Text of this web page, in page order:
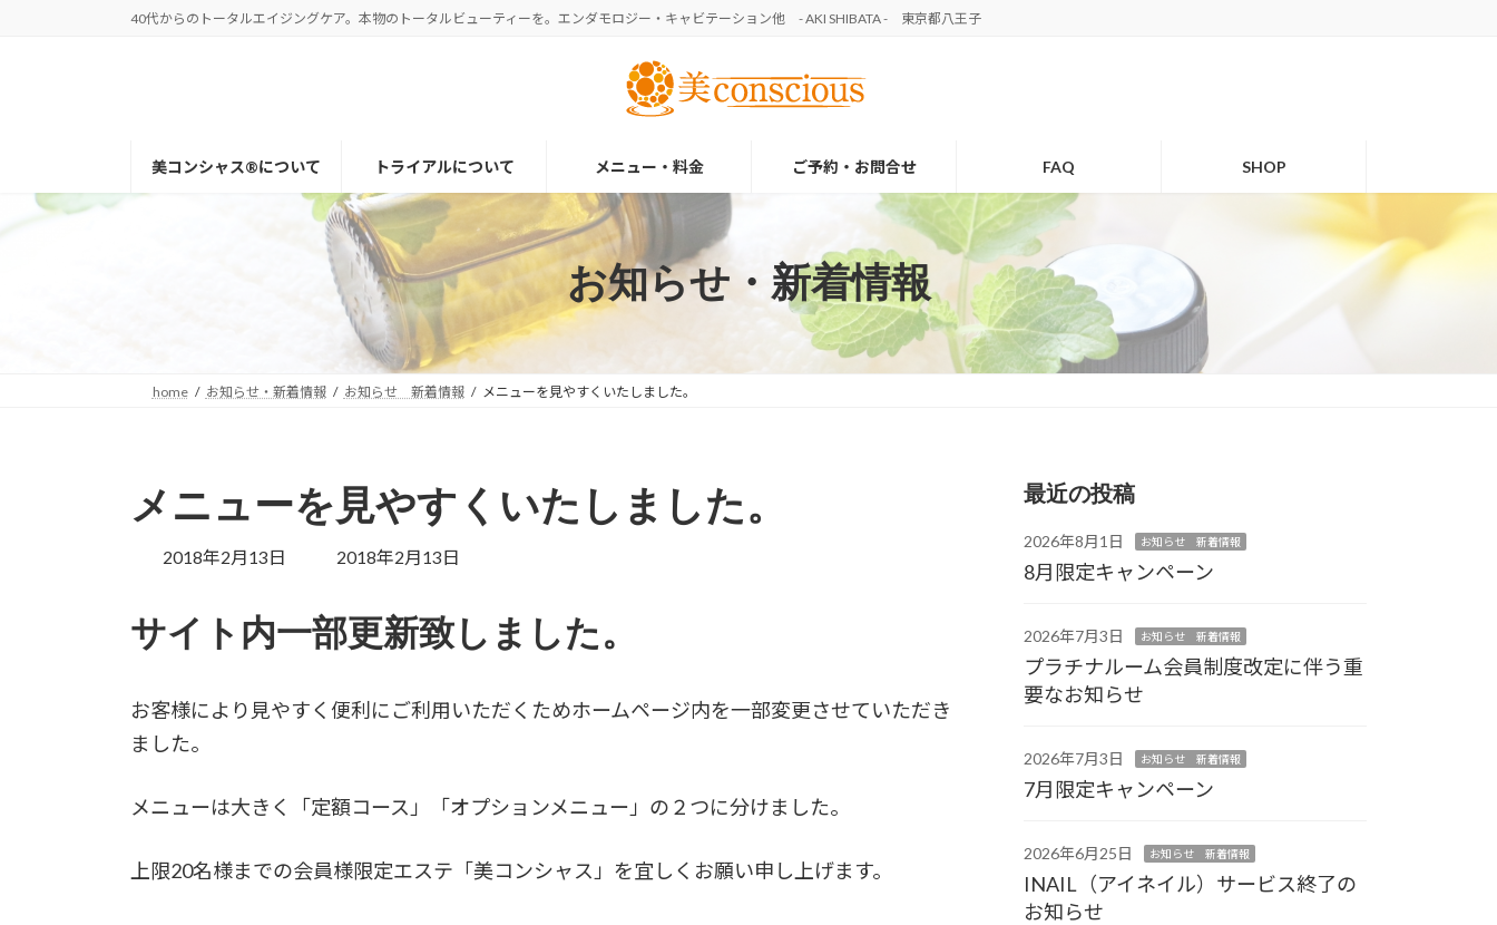
40代からのトータルエイジングケア。本物のトータルビューティーを。エンダモロジー・キャビテーション他 - AKI SHIBATA - 東京都八王子
美コンシャス®について トライアルについて メニュー・料金 ご予約・お問合せ FAQ SHOP
お知らせ・新着情報
home お知らせ・新着情報 お知らせ 新着情報 メニューを見やすくいたしました。
メニューを見やすくいたしました。
2018年2月13日
最
新
日
:
2018年2月13日
サイト内一部更新致しました。
お客様により見やすく便利にご利用いただくためホームページ内を一部変更させていただき
ました。
メニューは大きく「定額コース」「オプションメニュー」の２つに分けました。
上限20名様までの会員様限定エステ「美コンシャス」を宜しくお願い申し上げます。
最近の投稿
2026年8月1日 お知らせ 新着情報
8月限定キャンペーン
2026年7月3日 お知らせ 新着情報
プラチナルーム会員制度改定に伴う重
要なお知らせ
2026年7月3日 お知らせ 新着情報
7月限定キャンペーン
2026年6月25日 お知らせ 新着情報
INAIL（アイネイル）サービス終了の
お知らせ